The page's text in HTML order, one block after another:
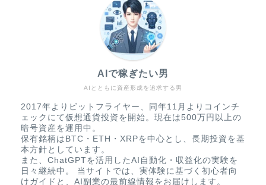
AIとともに資産形成を追求する男
AIで稼ぎたい男
2017年よりビットフライヤー、同年11月よりコインチ
ェックにて仮想通貨投資を開始。現在は500万円以上の
暗号資産を運用中。
保有銘柄はBTC・ETH・XRPを中心とし、長期投資を基
本方針としています。
また、ChatGPTを活用したAI自動化・収益化の実験を
日々継続中。 当サイトでは、実体験に基づく初心者向
けガイドと、AI副業の最前線情報をお届けします。